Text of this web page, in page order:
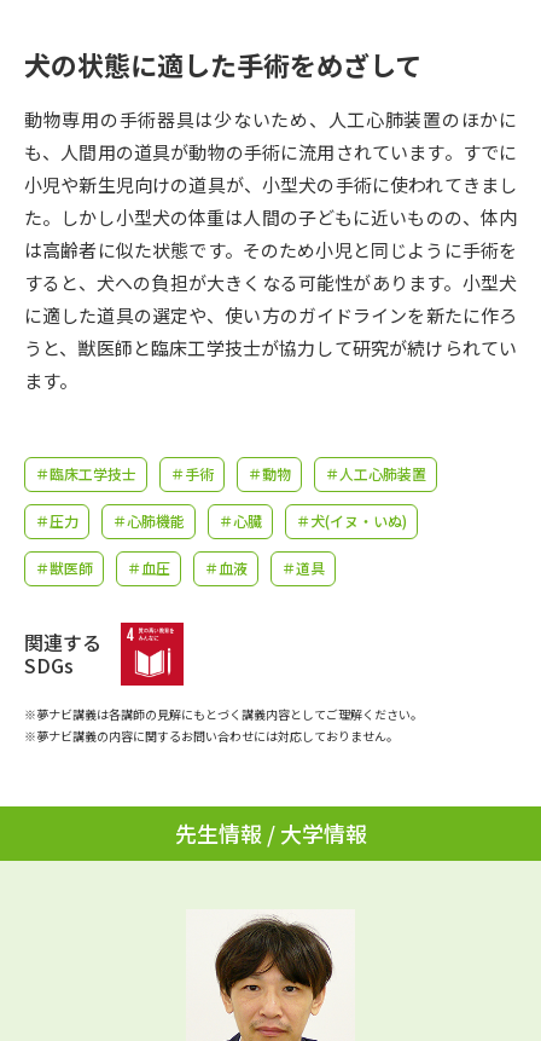
志望校・出願校を調べる
併願校選び 受験スケジュールを立てよう
先輩が入学を決めた理由 テレメール全国一斉進学調査
新生活お役立ちガイド
学問発見 学問検索
学問のミニ講義「夢ナビ講義」 学問分野解説
学問の教科書 夢ナビライブ
Ｑ＆Ａ よくあるご質問 大学進学IDについて
個人情報取扱規定
犬の状態に適した手術をめざして
動物専用の手術器具は少ないため、人工心肺装置のほかに
も、人間用の道具が動物の手術に流用されています。すでに
小児や新生児向けの道具が、小型犬の手術に使われてきまし
た。しかし小型犬の体重は人間の子どもに近いものの、体内
は高齢者に似た状態です。そのため小児と同じように手術を
すると、犬への負担が大きくなる可能性があります。小型犬
に適した道具の選定や、使い方のガイドラインを新たに作ろ
うと、獣医師と臨床工学技士が協力して研究が続けられてい
ます。
＃臨床工学技士 ＃手術 ＃動物 ＃人工心肺装置
＃圧力 ＃心肺機能 ＃心臓 ＃犬(イヌ・いぬ)
＃獣医師 ＃血圧 ＃血液 ＃道具
関連する
SDGs
※夢ナビ講義は各講師の見解にもとづく講義内容としてご理解ください。
※夢ナビ講義の内容に関するお問い合わせには対応しておりません。
先生情報 / 大学情報